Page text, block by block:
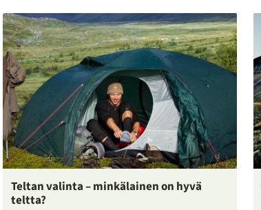
Teltan valinta – minkälainen on hyvä
teltta?